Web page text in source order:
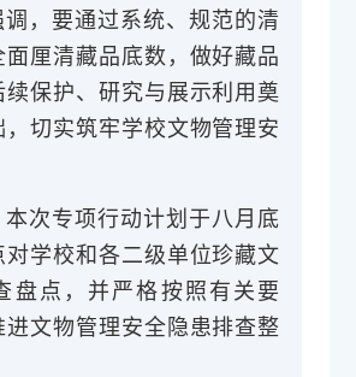
调，要通过系统、规范的清
面厘清藏品底数，做好藏品
续保护、研究与展示利用奠
，切实筑牢学校文物管理安
本次专项行动计划于八月底
对学校和各二级单位珍藏文
盘点，并严格按照有关要
进文物管理安全隐患排查整